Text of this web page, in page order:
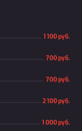
1 100 руб.
700 руб.
700 руб.
2 100 руб.
1 000 руб.